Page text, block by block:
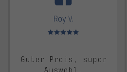
Roy V.
Bewertungen: 5 von 5
Guter Preis, super